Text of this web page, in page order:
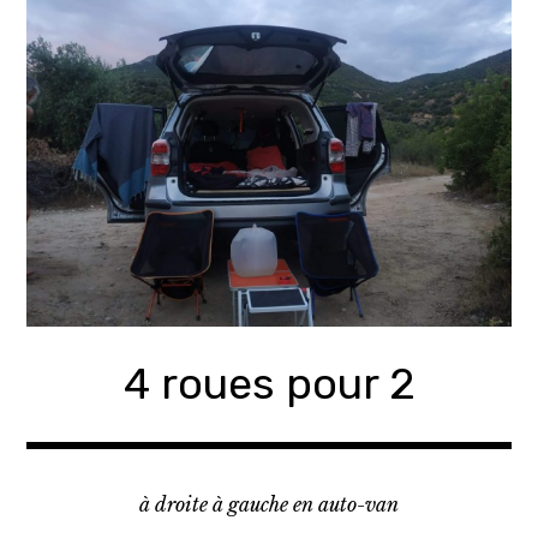
Accéder
contenu
principal
4 roues pour 2
à droite à gauche en auto-van